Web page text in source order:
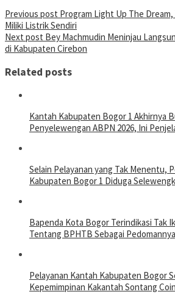
Previous post Program Light Up The
Miliki Listrik Sendiri
Next post Bey Machmudin Meninjau
di Kabupaten Cirebon
Related posts
Kantah Kabupaten Bogor 1 Akhirnya
Penyelewengan ABPN 2026, Ini
Selain Pelayanan yang Tak Menentu,
Kabupaten Bogor 1 Diduga
Bapenda Kota Bogor Terindikasi Tak
Tentang BPHTB Sebagai
Pelayanan Kantah Kabupaten Bogor
Kepemimpinan Kakantah Sontang